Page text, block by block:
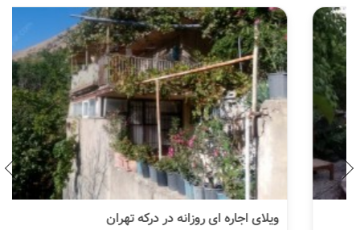
ویلای اجاره ای روزانه در درکه تهران